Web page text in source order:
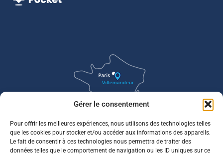
Gérer le consentement
Pour offrir les meilleures expériences, nous utilisons des technologies telles
que les cookies pour stocker et/ou accéder aux informations des appareils.
Le fait de consentir à ces technologies nous permettra de traiter des
données telles que le comportement de navigation ou les ID uniques sur ce